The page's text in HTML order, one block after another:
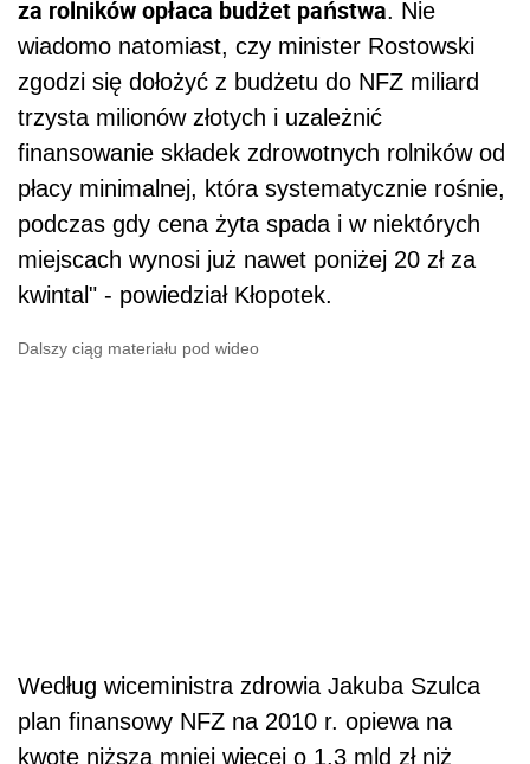
za rolników opłaca budżet państwa. Nie
wiadomo natomiast, czy minister Rostowski
zgodzi się dołożyć z budżetu do NFZ miliard
trzysta milionów złotych i uzależnić
finansowanie składek zdrowotnych rolników od
płacy minimalnej, która systematycznie rośnie,
podczas gdy cena żyta spada i w niektórych
miejscach wynosi już nawet poniżej 20 zł za
kwintal" - powiedział Kłopotek.
Dalszy ciąg materiału pod wideo
Według wiceministra zdrowia Jakuba Szulca
plan finansowy NFZ na 2010 r. opiewa na
kwotę niższą mniej więcej o 1,3 mld zł niż